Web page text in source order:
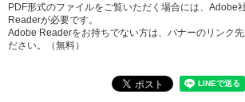
PDF形式のファイルをご覧いただく場合には、Adobe
Readerが必要です。
Adobe Readerをお持ちでない方は、バナーのリンク
ださい。（無料）